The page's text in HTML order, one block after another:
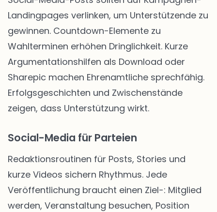
Landingpages verlinken, um Unterstützende zu
gewinnen. Countdown-Elemente zu
Wahlterminen erhöhen Dringlichkeit. Kurze
Argumentationshilfen als Download oder
Sharepic machen Ehrenamtliche sprechfähig.
Erfolgsgeschichten und Zwischenstände
zeigen, dass Unterstützung wirkt.
Social-Media für Parteien
Redaktionsroutinen für Posts, Stories und
kurze Videos sichern Rhythmus. Jede
Veröffentlichung braucht einen Ziel-: Mitglied
werden, Veranstaltung besuchen, Position